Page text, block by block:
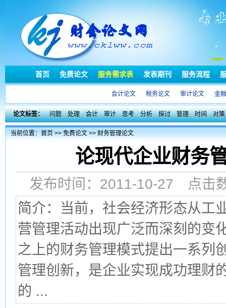
首页 免费论文 服务需求表 发表期刊 服务流程
会计论文 税务论文 审计论文 金
论文标签： 问题 处理 会计 审计 思考 分析 探讨 管理 时间 对策
当前位置：首页>>免费论文>>财务管理论文
论现代企业财务
发布时间：2011-10-27 点
简介：当前，社会经济形态从工
营管理活动出现广泛而深刻的变
之上的财务管理模式提出一系列
管理创新，是企业实现成功理财
的 ...